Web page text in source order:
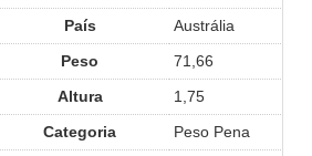
País
Austrália
Peso
71,66
Altura
1,75
Categoria
Peso Pena